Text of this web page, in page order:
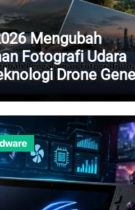
Mengubah
Fotografi Udara
Drone